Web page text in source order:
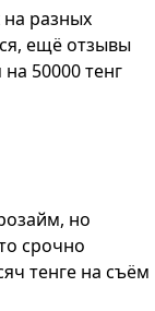
на разных
ещё отзывы
50000 тенг
но
срочно
тенге на съём